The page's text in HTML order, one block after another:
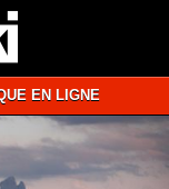
EN LIGNE